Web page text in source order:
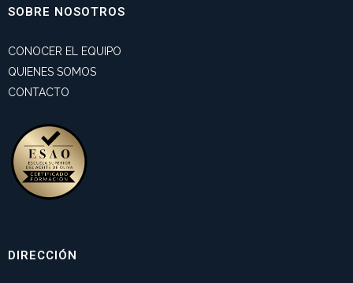
SOBRE NOSOTROS
CONOCER EL EQUIPO
QUIENES SOMOS
CONTACTO
DIRECCIÓN